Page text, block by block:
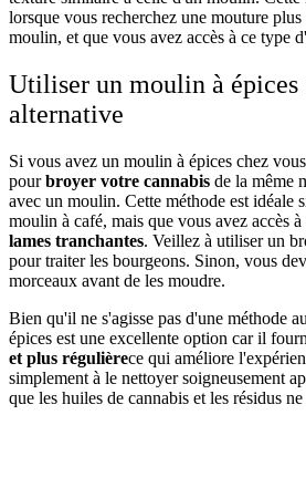
lorsque vous recherchez une mouture
moulin, et que vous avez accès à ce type
Utiliser un moulin à épices
alternative
Si vous avez un moulin à épices chez
pourbroyer votre cannabis de la même
avec un moulin. Cette méthode est idéale
moulin à café, mais que vous avez accès
lames tranchantes. Veillez à utiliser un
pour traiter les bourgeons. Sinon, vous
morceaux avant de les moudre.
Bien qu'il ne s'agisse pas d'une méthode
épices est une excellente option car il
et plus régulièrece qui améliore
simplement à le nettoyer soigneusement
que les huiles de cannabis et les résidus